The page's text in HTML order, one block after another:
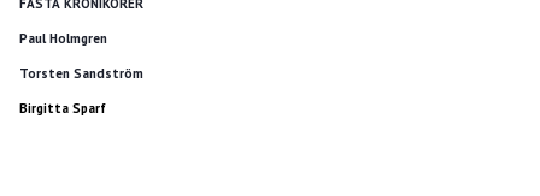
FASTA KRÖNIKÖRER
Paul Holmgren
Torsten Sandström
Birgitta Sparf